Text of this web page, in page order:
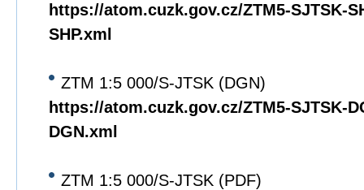
https://atom.cuzk.gov.cz/ZTM5-SJTSK-
SHP.xml
ZTM 1:5 000/S-JTSK (DGN)
https://atom.cuzk.gov.cz/ZTM5-SJTSK-
DGN.xml
ZTM 1:5 000/S-JTSK (PDF)